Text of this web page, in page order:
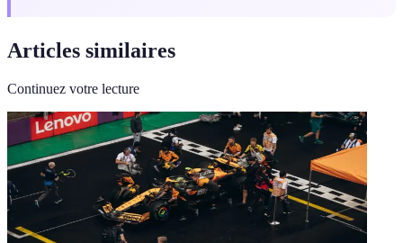
Articles similaires
Continuez votre lecture